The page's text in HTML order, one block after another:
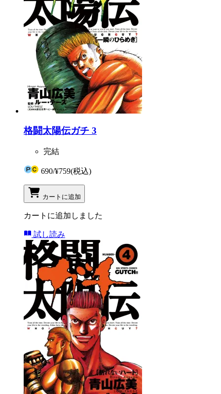
格闘太陽伝ガチ 3
完結
690/¥759(税込)
カートに追加
カートに追加しました
試し読み